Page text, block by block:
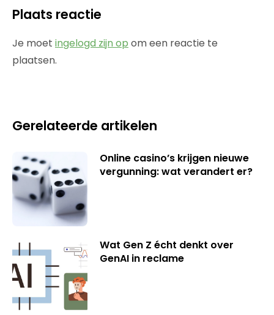
Plaats reactie
Je moet ingelogd zijn op om een reactie te
plaatsen.
Gerelateerde artikelen
Online casino’s krijgen nieuwe
vergunning: wat verandert er?
Wat Gen Z écht denkt over
GenAI in reclame